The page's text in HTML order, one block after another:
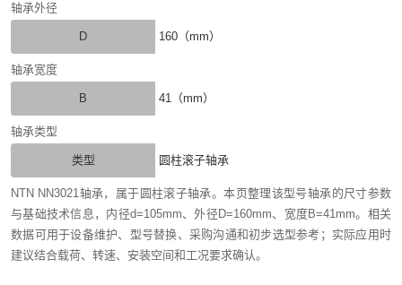
轴承外径
D 160（mm）
轴承宽度
B 41（mm）
轴承类型
类型 圆柱滚子轴承
NTN NN3021轴承，属于圆柱滚子轴承。本页整理该型号轴承的尺寸参数
与基础技术信息，内径d=105mm、外径D=160mm、宽度B=41mm。相关
数据可用于设备维护、型号替换、采购沟通和初步选型参考；实际应用时
建议结合载荷、转速、安装空间和工况要求确认。